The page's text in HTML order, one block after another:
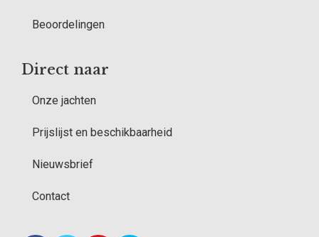
Beoordelingen
Direct naar
Onze jachten
Prijslijst en beschikbaarheid
Nieuwsbrief
Contact